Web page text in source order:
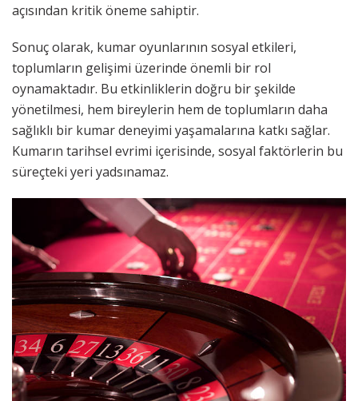
açısından kritik öneme sahiptir.
Sonuç olarak, kumar oyunlarının sosyal etkileri,
toplumların gelişimi üzerinde önemli bir rol
oynamaktadır. Bu etkinliklerin doğru bir şekilde
yönetilmesi, hem bireylerin hem de toplumların daha
sağlıklı bir kumar deneyimi yaşamalarına katkı sağlar.
Kumarın tarihsel evrimi içerisinde, sosyal faktörlerin bu
süreçteki yeri yadsınamaz.